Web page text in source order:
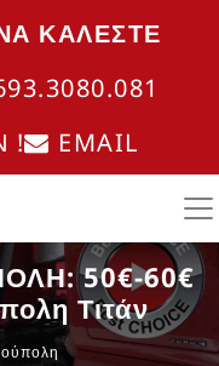
ΚΑΛΈΣΤΕ
!
EMAIL
50€-60€
Τιτάν